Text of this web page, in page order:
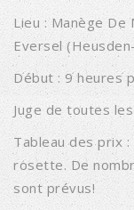
Lieu : Manège
Eversel
Début : 9 heures
Juge de toutes les
Tableau des prix
rosette. De
sont prévus!